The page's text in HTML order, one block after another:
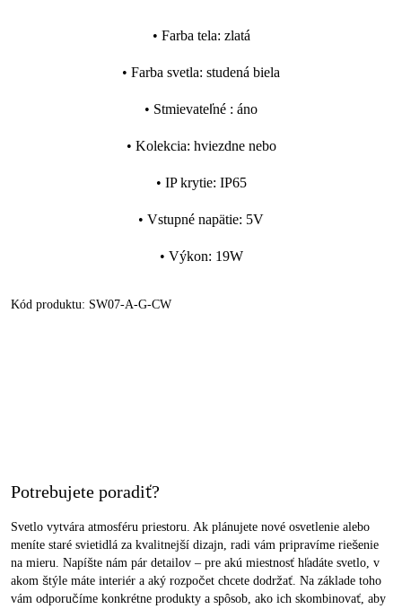
• Farba tela: zlatá
• Farba svetla: studená biela
• Stmievateľné : áno
• Kolekcia: hviezdne nebo
• IP krytie: IP65
• Vstupné napätie: 5V
• Výkon: 19W
Kód produktu: SW07-A-G-CW
Potrebujete poradiť?
Svetlo vytvára atmosféru priestoru. Ak plánujete nové osvetlenie alebo
meníte staré svietidlá za kvalitnejší dizajn, radi vám pripravíme riešenie
na mieru. Napíšte nám pár detailov – pre akú miestnosť hľadáte svetlo, v
akom štýle máte interiér a aký rozpočet chcete dodržať. Na základe toho
vám odporučíme konkrétne produkty a spôsob, ako ich skombinovať, aby